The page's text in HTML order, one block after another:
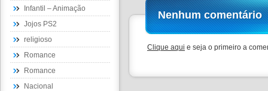
Infantil – Animação
Jojos PS2
religioso
Romance
Romance
Nacional
Nenhum comentário
Clique aqui e seja o primeiro a